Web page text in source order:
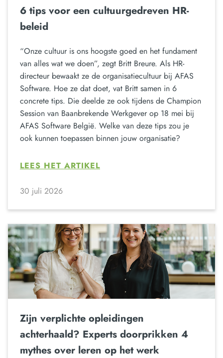
6 tips voor een cultuurgedreven HR-
beleid
“Onze cultuur is ons hoogste goed en het fundament
van alles wat we doen”, zegt Britt Breure. Als HR-
directeur bewaakt ze de organisatiecultuur bij AFAS
Software. Hoe ze dat doet, vat Britt samen in 6
concrete tips. Die deelde ze ook tijdens de Champion
Session van Baanbrekende Werkgever op 18 mei bij
AFAS Software België. Welke van deze tips zou je
ook kunnen toepassen binnen jouw organisatie?
LEES HET ARTIKEL
30 juli 2026
Zijn verplichte opleidingen
achterhaald? Experts doorprikken 4
mythes over leren op het werk